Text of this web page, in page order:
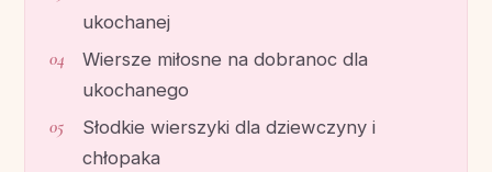
ukochanej
Wiersze miłosne na dobranoc dla
ukochanego
Słodkie wierszyki dla dziewczyny i
chłopaka